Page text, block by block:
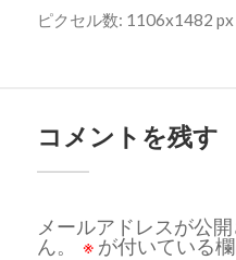
ピクセル数: 1106x1482 px
コメントを残す
メールアドレスが公
ん。
※ が付いている